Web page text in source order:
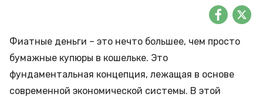
Фиатные деньги – это нечто большее, чем просто
бумажные купюры в кошельке. Это
фундаментальная концепция, лежащая в основе
современной экономической системы. В этой